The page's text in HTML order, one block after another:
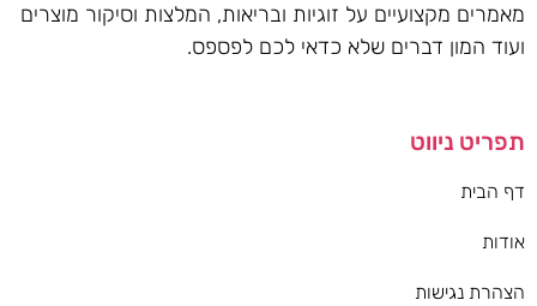
מאמרים מקצועיים על זוגיות ובריאות, המלצות וסיקור מוצרים
ועוד המון דברים שלא כדאי לכם לפספס.
תפריט ניווט
דף הבית
אודות
הצהרת נגישות